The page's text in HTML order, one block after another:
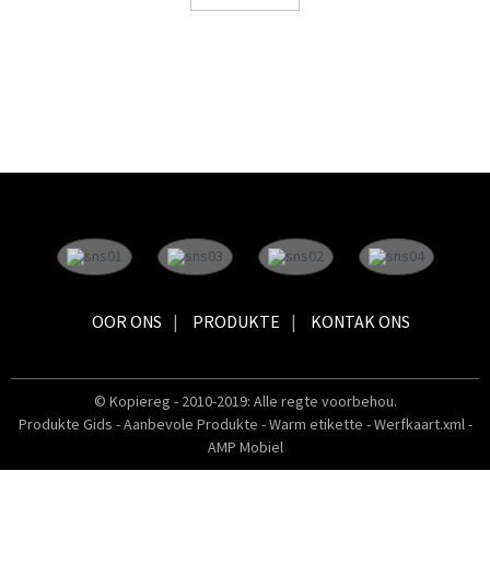
OOR ONS PRODUKTE KONTAK ONS
© Kopiereg - 2010-2019: Alle regte voorbehou.
Produkte Gids -Aanbevole Produkte -Warm etikette -Werfkaart.xml-
AMP Mobiel